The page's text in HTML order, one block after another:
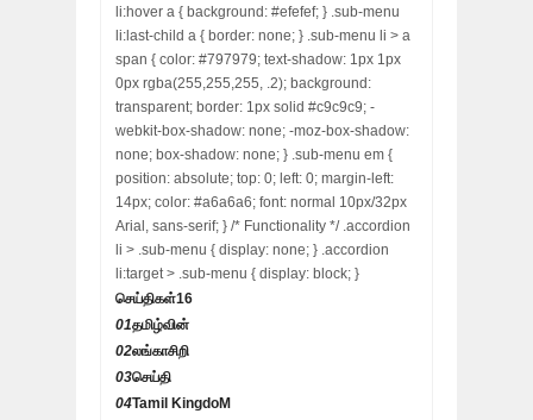
li:hover a { background: #efefef; } .sub-menu
li:last-child a { border: none; } .sub-menu li > a
span { color: #797979; text-shadow: 1px 1px
0px rgba(255,255,255, .2); background:
transparent; border: 1px solid #c9c9c9; -
webkit-box-shadow: none; -moz-box-shadow:
none; box-shadow: none; } .sub-menu em {
position: absolute; top: 0; left: 0; margin-left:
14px; color: #a6a6a6; font: normal 10px/32px
Arial, sans-serif; } /* Functionality */ .accordion
li > .sub-menu { display: none; } .accordion
li:target > .sub-menu { display: block; }
செய்திகள்16
01தமிழ்வின்
02லங்காசிறி
03செய்தி
04Tamil KingdoM